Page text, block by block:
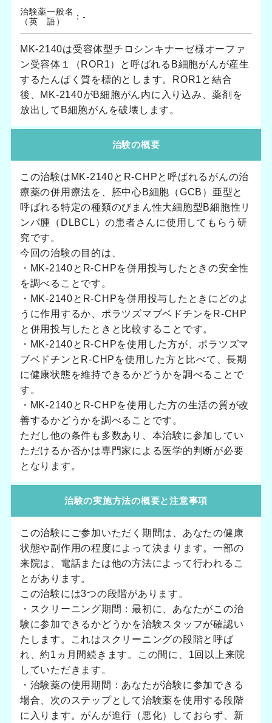
治験薬一般名
（英 語）
：-
MK-2140は受容体型チロシンキナーゼ様オーファ
ン受容体１（ROR1）と呼ばれるB細胞がんが産生
するたんぱく質を標的とします。ROR1と結合
後、MK-2140がB細胞がん内に入り込み、薬剤を
放出してB細胞がんを破壊します。
治験の概要
この治験はMK-2140とR-CHPと呼ばれるがんの治
療薬の併用療法を、胚中心B細胞（GCB）亜型と
呼ばれる特定の種類のびまん性大細胞型B細胞性リ
ンパ腫（DLBCL）の患者さんに使用してもらう研
究です。
今回の治験の目的は、
・MK-2140とR-CHPを併用投与したときの安全性
を調べることです。
・MK-2140とR-CHPを併用投与したときにどのよ
うに作用するか、ポラツズマブベドチンをR-CHP
と併用投与したときと比較することです。
・MK-2140とR-CHPを使用した方が、ポラツズマ
ブベドチンとR-CHPを使用した方と比べて、長期
に健康状態を維持できるかどうかを調べることで
す。
・MK-2140とR-CHPを使用した方の生活の質が改
善するかどうかを調べることです。
ただし他の条件も多数あり、本治験に参加してい
ただけるか否かは専門家による医学的判断が必要
となります。
治験の実施方法の概要と注意事項
この治験にご参加いただく期間は、あなたの健康
状態や副作用の程度によって決まります。一部の
来院は、電話または他の方法によって行われるこ
とがあります。
この治験には3つの段階があります。
・スクリーニング期間：最初に、あなたがこの治
験に参加できるかどうかを治験スタッフが確認い
たします。これはスクリーニングの段階と呼ば
れ、約1ヵ月間続きます。この間に、1回以上来院
していただきます。
・治験薬の使用期間：あなたが治験に参加できる
場合、次のステップとして治験薬を使用する段階
に入ります。がんが進行（悪化）しておらず、新